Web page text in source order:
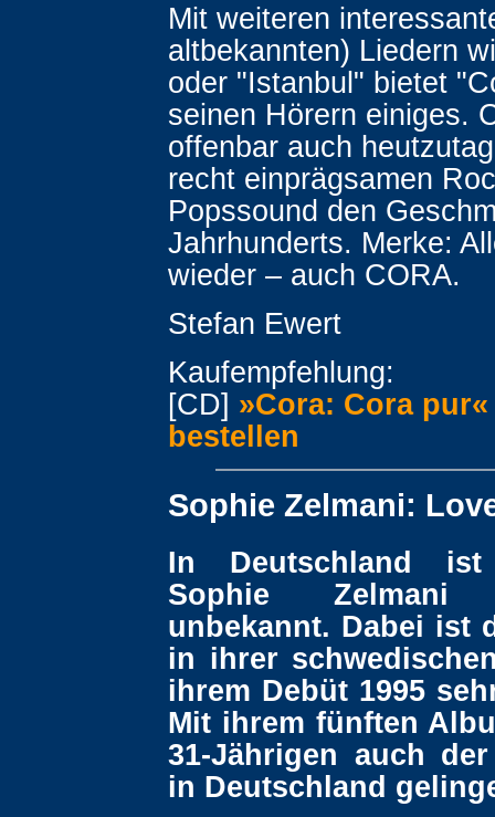
Mit weiteren
altbekannten) Liedern
oder "Istanbul" bietet
seinen Hörern einiges.
offenbar auch
recht einprägsamen
Popssound den
Jahrhunderts. Merke:
wieder – auch CORA.
Stefan Ewert
Kaufempfehlung:
[CD] »Cora: Cora
bestellen
Sophie Zelmani:
In Deutschland
Sophie Zelmani
unbekannt. Dabei ist
in ihrer
ihrem Debüt 1995
Mit ihrem fünften
31-Jährigen auch
in Deutschland